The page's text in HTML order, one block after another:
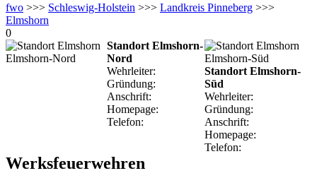
fwo >>> Schleswig-Holstein >>> Landkreis Pinneberg >>>
Elmshorn
0
Standort Elmshorn-
Nord
Wehrleiter:
Gründung:
Anschrift:
Homepage:
Telefon:
Standort Elmshorn-
Süd
Wehrleiter:
Gründung:
Anschrift:
Homepage:
Telefon:
Werksfeuerwehren